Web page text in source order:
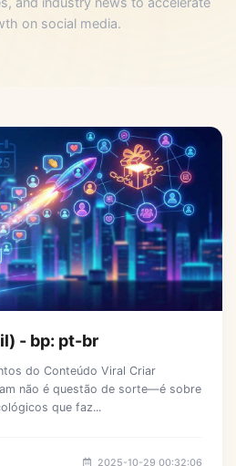
on social media.
- bp: pt-br
do Conteúdo Viral Criar
não é questão de sorte—é sobre
que faz...
2025-10-29 00:32:06